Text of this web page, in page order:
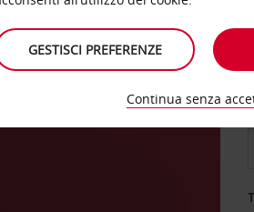
GESTISCI PREFERENZE
Continua senza